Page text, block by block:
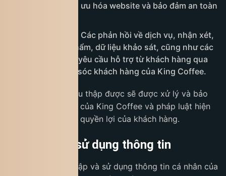
phục vụ việc tối ưu hóa website và bảo đảm an toàn
Các phản hồi về dịch vụ, nhận xét,
đánh giá sản phẩm, dữ liệu khảo sát, cũng như các
tương tác hoặc yêu cầu hỗ trợ từ khách hàng qua
các kênh chăm sóc khách hàng của King Coffee.
Tất cả thông tin thu thập được sẽ được xử lý và bảo
mật theo quy định của King Coffee và pháp luật hiện
hành nhằm bảo vệ quyền lợi của khách hàng.
4. Mục đích sử dụng thông tin
King Coffee thu thập và sử dụng thông tin cá nhân của